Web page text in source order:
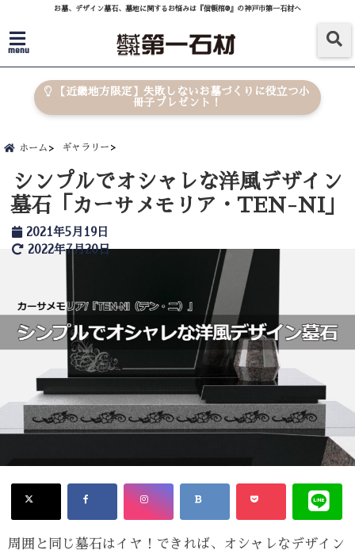
お墓、デザイン墓石、墓地に関するお悩みは『信頼棺®』の神戸市第一石材へ
menu
【近畿地方限定】失敗しないお墓づくりに役立つ小
冊子プレゼント！
ホーム ギャラリー
シンプルでオシャレな洋風デザイン
墓石「カーサメモリア・TEN-NI」
2021年5月19日
2022年7月20日
周囲と同じ墓石はイヤ！できれば、オシャレなデザイン